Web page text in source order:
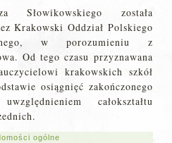
Słowikowskiego została
Krakowski Oddział Polskiego
w porozumieniu z
Od tego czasu przyznawana
krakowskich szkół
osiągnięć zakończonego
całokształtu
ogólne